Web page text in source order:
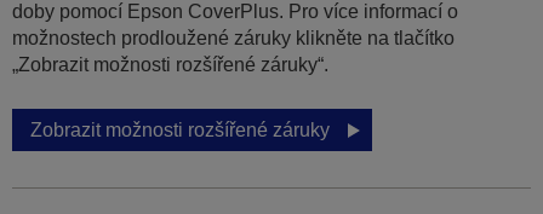
doby pomocí Epson CoverPlus. Pro více informací o
možnostech prodloužené záruky klikněte na tlačítko
„Zobrazit možnosti rozšířené záruky“.
Zobrazit možnosti rozšířené záruky